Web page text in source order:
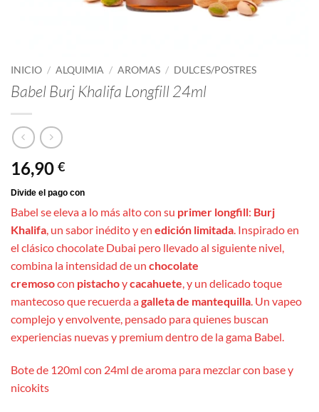
INICIO / ALQUIMIA / AROMAS / DULCES/POSTRES
Babel Burj Khalifa Longfill 24ml
16,90 €
Babel se eleva a lo más alto con su primer longfill: Burj
Khalifa, un sabor inédito y en edición limitada. Inspirado en
el clásico chocolate Dubai pero llevado al siguiente nivel,
combina la intensidad de un chocolate
cremosocon pistachoycacahuete, y un delicado toque
mantecoso que recuerda agalleta de mantequilla. Un vapeo
complejo y envolvente, pensado para quienes buscan
experiencias nuevas y premium dentro de la gama Babel.
Bote de 120ml con 24ml de aroma para mezclar con base y
nicokits